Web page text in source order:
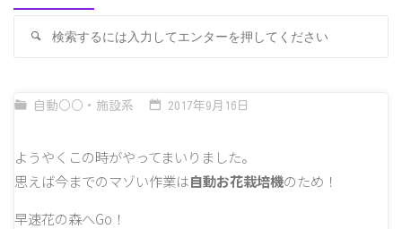
検
自動○○・施設系 2017年9月16日
ようやくこの時がやってまいりました。
思えば今までのマゾい作業は自動お花栽培機のため！
早速花の森へGo！